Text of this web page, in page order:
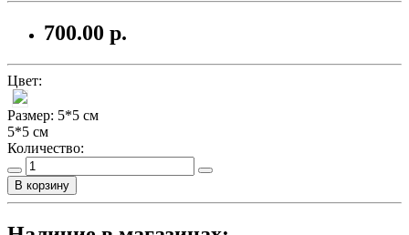
700.00 р.
Цвет:
Размер: 5*5 см
5*5 см
Количество:
В корзину